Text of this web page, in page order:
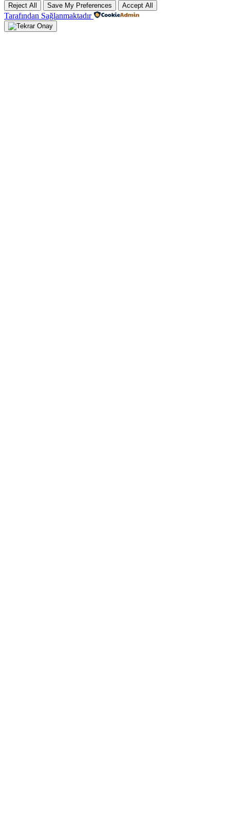
Reject All Save My Preferences Accept All
Tarafından Sağlanmaktadır